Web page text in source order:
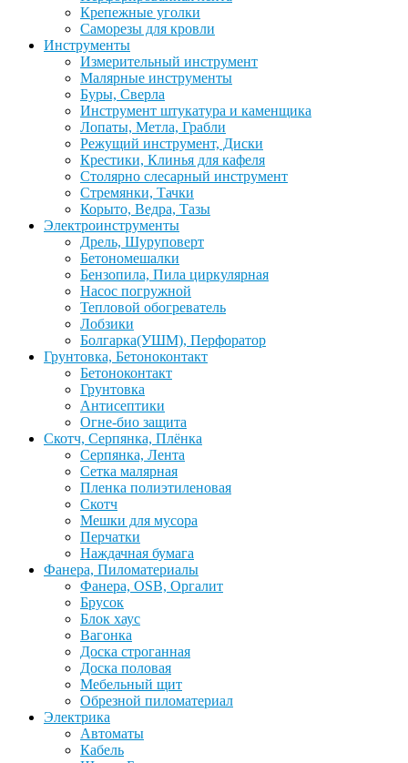
Крепежные уголки
Саморезы для кровли
Инструменты
Измерительный инструмент
Малярные инструменты
Буры, Сверла
Инструмент штукатура и каменщика
Лопаты, Метла, Грабли
Режущий инструмент, Диски
Крестики, Клинья для кафеля
Столярно слесарный инструмент
Стремянки, Тачки
Корыто, Ведра, Тазы
Электроинструменты
Дрель, Шуруповерт
Бетономешалки
Бензопила, Пила циркулярная
Насос погружной
Тепловой обогреватель
Лобзики
Болгарка(УШМ), Перфоратор
Грунтовка, Бетоноконтакт
Бетоноконтакт
Грунтовка
Антисептики
Огне-био защита
Скотч, Серпянка, Плёнка
Серпянка, Лента
Сетка малярная
Пленка полиэтиленовая
Скотч
Мешки для мусора
Перчатки
Наждачная бумага
Фанера, Пиломатериалы
Фанера, OSB, Оргалит
Брусок
Блок хаус
Вагонка
Доска строганная
Доска половая
Мебельный щит
Обрезной пиломатериал
Электрика
Автоматы
Кабель